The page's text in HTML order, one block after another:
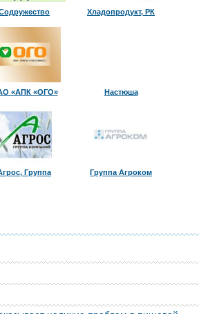
Хладопродукт, РК
«АПК «ОГО» Настюша
Группа Группа Агроком